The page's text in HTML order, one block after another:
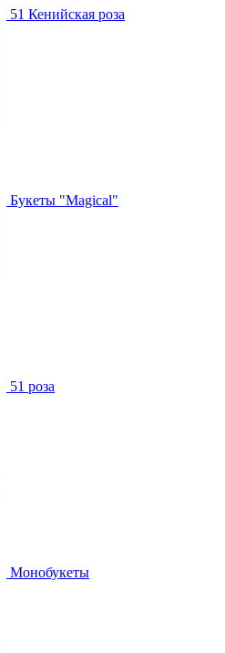
51 Кенийская роза
Букеты "Magical"
51 роза
Монобукеты